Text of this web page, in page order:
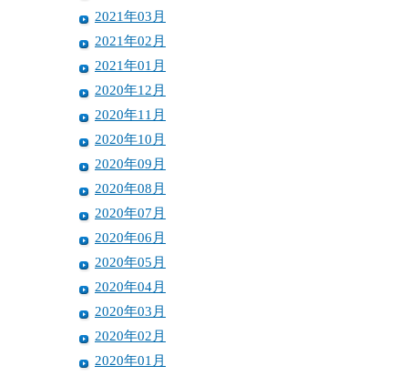
2021年03月
2021年02月
2021年01月
2020年12月
2020年11月
2020年10月
2020年09月
2020年08月
2020年07月
2020年06月
2020年05月
2020年04月
2020年03月
2020年02月
2020年01月